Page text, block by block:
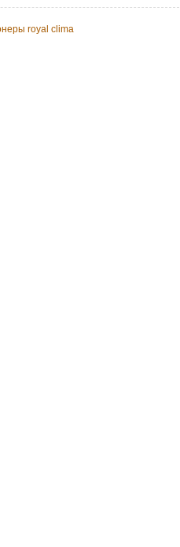
royal clima